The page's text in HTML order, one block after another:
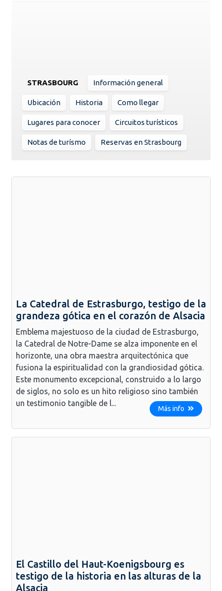
STRASBOURG Información general
Ubicación Historia Como llegar
Lugares para conocer Circuitos turísticos
Notas de turísmo Reservas en Strasbourg
La Catedral de Estrasburgo, testigo de la
grandeza gótica en el corazón de Alsacia
Emblema majestuoso de la ciudad de Estrasburgo,
la Catedral de Notre-Dame se alza imponente en el
horizonte, una obra maestra arquitectónica que
fusiona la espiritualidad con la grandiosidad gótica.
Este monumento excepcional, construido a lo largo
de siglos, no solo es un hito religioso sino también
un testimonio tangible de l...
Más info
El Castillo del Haut-Koenigsbourg es
testigo de la historia en las alturas de la
Alsacia